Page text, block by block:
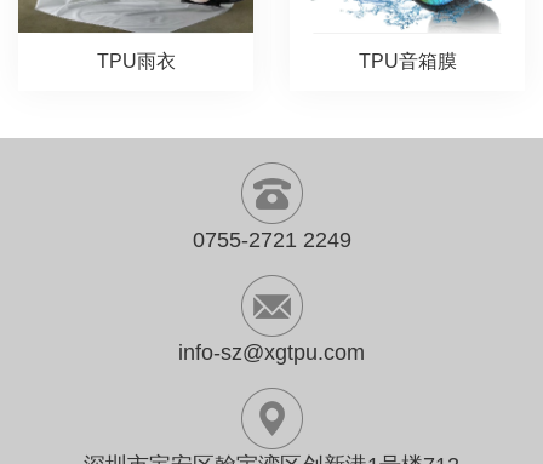
TPU雨衣 TPU音箱膜
0755-2721 2249
info-sz@xgtpu.com